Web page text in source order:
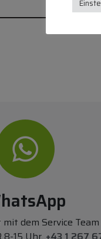
dem Service